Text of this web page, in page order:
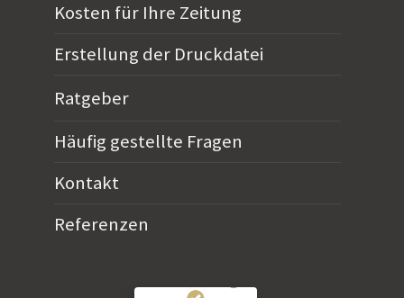
Kosten für Ihre Zeitung
Erstellung der Druckdatei
Ratgeber
Häufig gestellte Fragen
Kontakt
Referenzen